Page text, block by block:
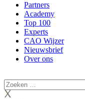
Partners
Academy
Top 100
Experts
CAO Wijzer
Nieuwsbrief
Over ons